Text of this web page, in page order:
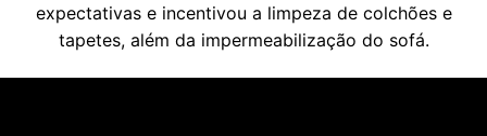
expectativas e incentivou a limpeza de colchões e
tapetes, além da impermeabilização do sofá.